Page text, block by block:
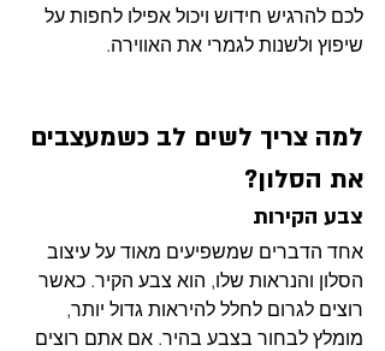
לכם להרגיש חידוש ויכול אפילו לחפות על
שיפוץ ולשנות לגמרי את האווירה.
למה צריך לשים לב כשמעצבים
את הסלון?
צבע הקירות
אחד הדברים שמשפיעים מאוד על עיצוב
הסלון והנראות שלו, הוא צבע הקיר. כאשר
רוצים לגרום לחלל להיראות גדול יותר,
מומלץ לבחור בצבע בהיר. אם אתם רוצים